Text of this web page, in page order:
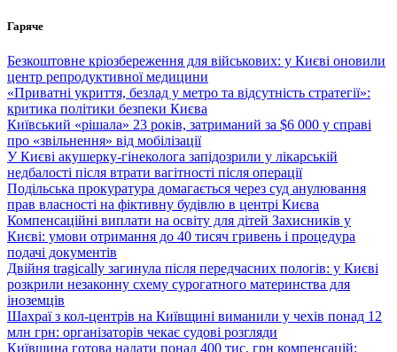
Перейти
вмісту
Гаряче
Безкоштовне кріозбереження для військових: у Києві оновили
центр репродуктивної медицини
«Приватні укриття, безлад у метро та відсутність стратегії»:
критика політики безпеки Києва
Київський «рішала» 23 років, затриманий за $6 000 у справі
про «звільнення» від мобілізації
У Києві акушерку-гінеколога запідозрили у лікарській
недбалості після втрати вагітності після операції
Подільська прокуратура домагається через суд анулювання
прав власності на фіктивну будівлю в центрі Києва
Компенсаційні виплати на освіту для дітей Захисників у
Києві: умови отримання до 40 тисяч гривень і процедура
подачі документів
Двійня tragically загинула після передчасних пологів: у Києві
розкрили незаконну схему сурогатного материнства для
іноземців
Шахраї з кол-центрів на Київщині виманили у чехів понад 12
млн грн: організаторів чекає судові розгляди
Київщина готова надати понад 400 тис. грн компенсацій: